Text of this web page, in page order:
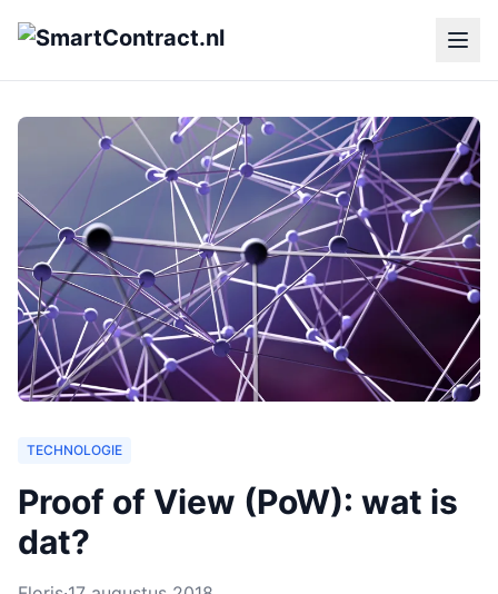
TECHNOLOGIE
Proof of View (PoW): wat is
dat?